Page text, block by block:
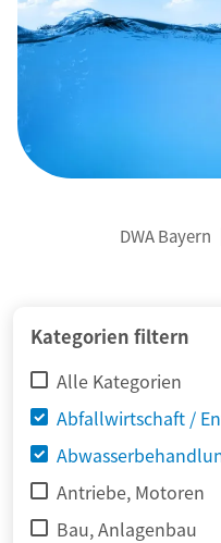
DWA Bayern
Kategorien filtern
Alle Kategorien
Abfallwirtschaft /
Antriebe, Motoren
Bau, Anlagenbau